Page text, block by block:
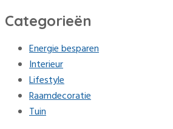
Categorieën
Energie besparen
Interieur
Lifestyle
Raamdecoratie
Tuin